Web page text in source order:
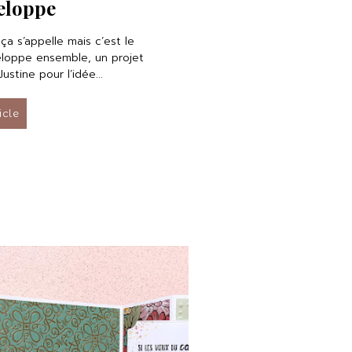
s’appelle mais c’est le
ensemble, un projet
pour l’idée...